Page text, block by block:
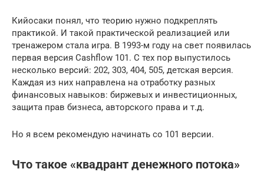
Кийосаки понял, что теорию нужно подкреплять
практикой. И такой практической реализацией или
тренажером стала игра. В 1993-м году на свет появилась
первая версия Cashflow 101. С тех пор выпустилось
несколько версий: 202, 303, 404, 505, детская версия.
Каждая из них направлена на отработку разных
финансовых навыков: биржевых и инвестиционных,
защита прав бизнеса, авторского права и т.д.
Но я всем рекомендую начинать со 101 версии.
Что такое «квадрант денежного потока»